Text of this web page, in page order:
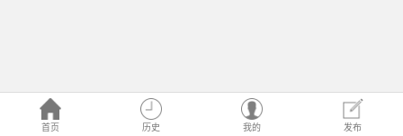
首页 历史 我的 发布